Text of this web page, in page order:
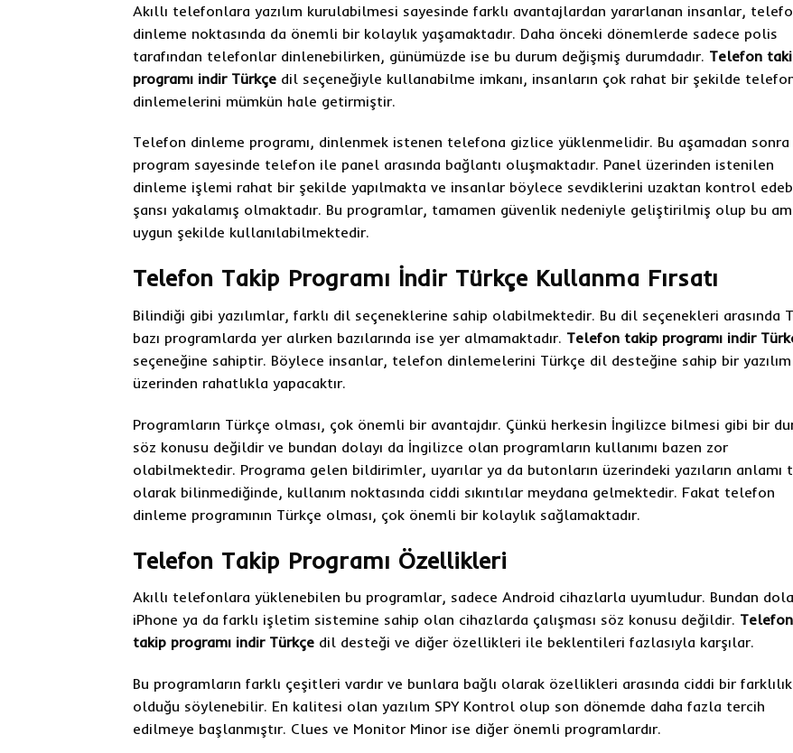
Akıllı telefonlara yazılım kurulabilmesi sayesinde farklı avantajlardan yararlanan insanlar,
dinleme noktasında da önemli bir kolaylık yaşamaktadır. Daha önceki dönemlerde sadece polis
tarafından telefonlar dinlenebilirken, günümüzde ise bu durum değişmiş durumdadır. Telefon
programı indir Türkçe dil seçeneğiyle kullanabilme imkanı, insanların çok rahat bir şekilde
dinlemelerini mümkün hale getirmiştir.
Telefon dinleme programı, dinlenmek istenen telefona gizlice yüklenmelidir. Bu aşamadan sonra
program sayesinde telefon ile panel arasında bağlantı oluşmaktadır. Panel üzerinden istenilen
dinleme işlemi rahat bir şekilde yapılmakta ve insanlar böylece sevdiklerini uzaktan kontrol
şansı yakalamış olmaktadır. Bu programlar, tamamen güvenlik nedeniyle geliştirilmiş olup bu
uygun şekilde kullanılabilmektedir.
Telefon Takip Programı İndir Türkçe Kullanma Fırsatı
Bilindiği gibi yazılımlar, farklı dil seçeneklerine sahip olabilmektedir. Bu dil seçenekleri arasında
bazı programlarda yer alırken bazılarında ise yer almamaktadır. Telefon takip programı indir
seçeneğine sahiptir. Böylece insanlar, telefon dinlemelerini Türkçe dil desteğine sahip bir yazılım
üzerinden rahatlıkla yapacaktır.
Programların Türkçe olması, çok önemli bir avantajdır. Çünkü herkesin İngilizce bilmesi gibi bir
söz konusu değildir ve bundan dolayı da İngilizce olan programların kullanımı bazen zor
olabilmektedir. Programa gelen bildirimler, uyarılar ya da butonların üzerindeki yazıların anlamı
olarak bilinmediğinde, kullanım noktasında ciddi sıkıntılar meydana gelmektedir. Fakat telefon
dinleme programının Türkçe olması, çok önemli bir kolaylık sağlamaktadır.
Telefon Takip Programı Özellikleri
Akıllı telefonlara yüklenebilen bu programlar, sadece Android cihazlarla uyumludur. Bundan
iPhone ya da farklı işletim sistemine sahip olan cihazlarda çalışması söz konusu değildir. Telefon
takip programı indir Türkçe dil desteği ve diğer özellikleri ile beklentileri fazlasıyla karşılar.
Bu programların farklı çeşitleri vardır ve bunlara bağlı olarak özellikleri arasında ciddi bir farklılık
olduğu söylenebilir. En kalitesi olan yazılım SPY Kontrol olup son dönemde daha fazla tercih
edilmeye başlanmıştır. Clues ve Monitor Minor ise diğer önemli programlardır.